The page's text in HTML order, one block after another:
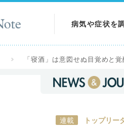
病気や症状を
症状を調べる
「寝酒」は意図せぬ目覚めと
連載 トップリー